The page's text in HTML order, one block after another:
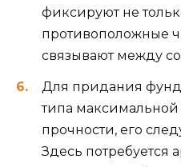
фиксируют не
противоположные
связывают между
Для придания
типа
прочности, его
Здесь потребуется